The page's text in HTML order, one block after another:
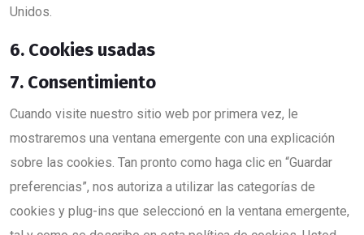
Unidos.
6. Cookies usadas
7. Consentimiento
Cuando visite nuestro sitio web por primera vez, le
mostraremos una ventana emergente con una explicación
sobre las cookies. Tan pronto como haga clic en “Guardar
preferencias”, nos autoriza a utilizar las categorías de
cookies y plug-ins que seleccionó en la ventana emergente,